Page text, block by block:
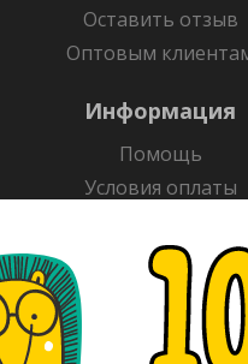
Оставить отзыв
Оптовым
Информация
Помощь
Условия оплаты
Гарантия на
Раскраски
Рекламодателям